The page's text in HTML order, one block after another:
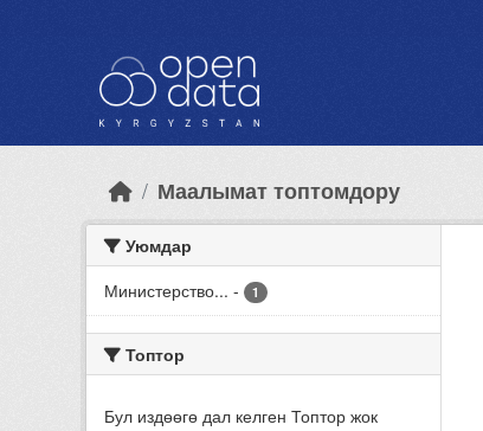
Маалымат топтомдору
Уюмдар
Министерство... - 1
Топтор
Бул издөөгө дал келген Топтор жок